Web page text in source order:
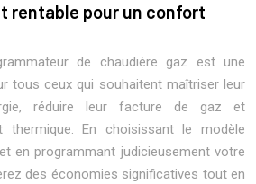
rentable pour un confort
de chaudière gaz est une
tous ceux qui souhaitent maîtriser leur
réduire leur facture de gaz et
thermique. En choisissant le modèle
en programmant judicieusement votre
des économies significatives tout en